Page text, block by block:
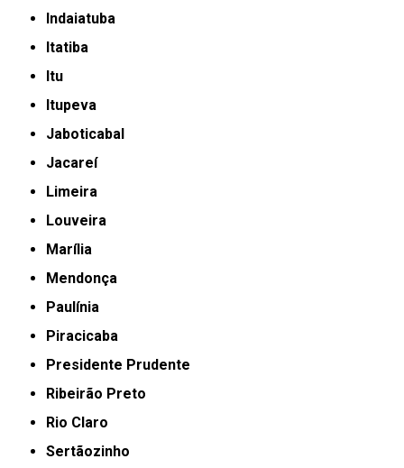
Indaiatuba
Itatiba
Itu
Itupeva
Jaboticabal
Jacareí
Limeira
Louveira
Marília
Mendonça
Paulínia
Piracicaba
Presidente Prudente
Ribeirão Preto
Rio Claro
Sertãozinho